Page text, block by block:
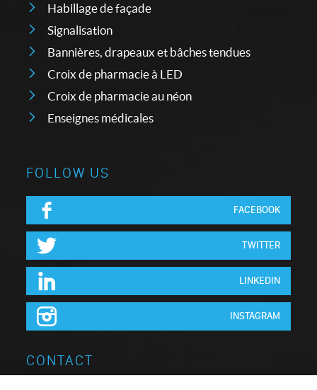
Habillage de façade
Signalisation
Bannières, drapeaux et bâches tendues
Croix de pharmacie à LED
Croix de pharmacie au néon
Enseignes médicales
FOLLOW US
FACEBOOK
TWITTER
LINKEDIN
INSTAGRAM
CONTACT